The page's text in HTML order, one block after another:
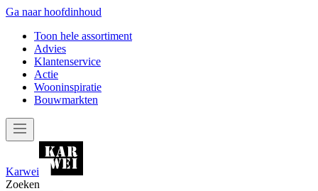
Ga naar hoofdinhoud
Toon hele assortiment
Advies
Klantenservice
Actie
Wooninspiratie
Bouwmarkten
Karwei
Zoeken